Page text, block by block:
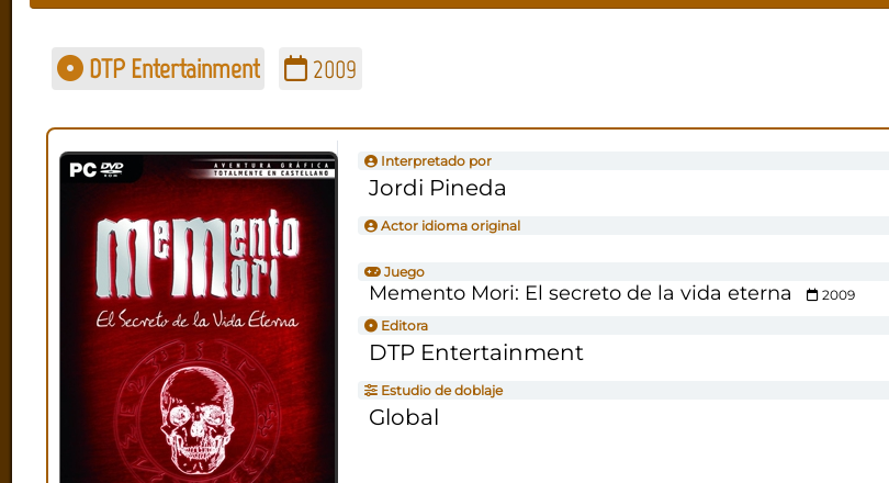
DTP Entertainment 2009
Interpretado por
Jordi Pineda
Actor idioma original
Juego
Memento Mori: El secreto de la vida eterna
2009
Editora
DTP Entertainment
Estudio de doblaje
Global